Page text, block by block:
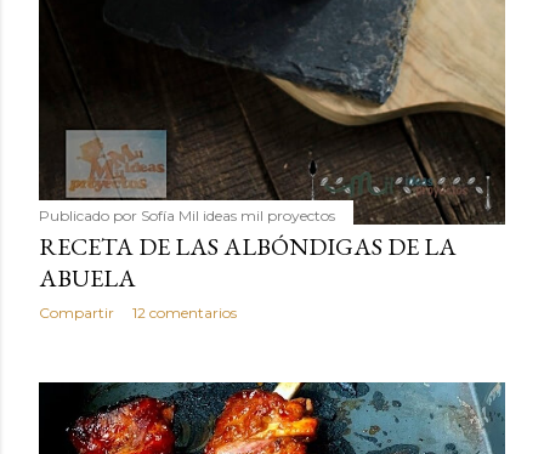
Publicado por Sofía Mil ideas mil proyectos
RECETA DE LAS ALBÓNDIGAS DE LA
ABUELA
Compartir 12 comentarios